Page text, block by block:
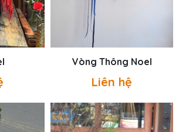
Vòng Thông Noel
Liên hệ